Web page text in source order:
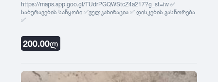
https://maps.app.goo.gl/TUdrPGQWStcZ4a217?g_st=iw ✅
საბურავების საწყობი ✅ვულკანიზაცია ✅ დისკების გასწორება
✅
200.00ლ